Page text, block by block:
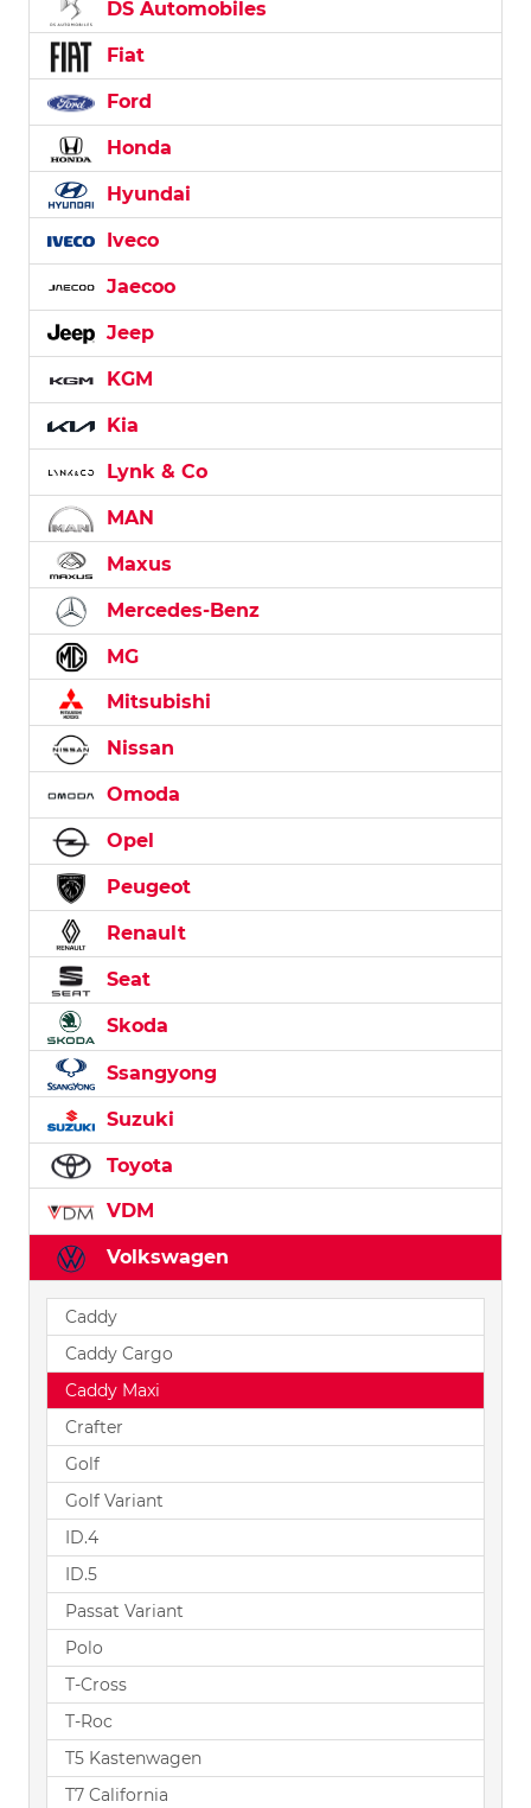
DS Automobiles
Fiat
Ford
Honda
Hyundai
Iveco
Jaecoo
Jeep
KGM
Kia
Lynk & Co
MAN
Maxus
Mercedes-Benz
MG
Mitsubishi
Nissan
Omoda
Opel
Peugeot
Renault
Seat
Skoda
Ssangyong
Suzuki
Toyota
VDM
Volkswagen
Caddy
Caddy Cargo
Caddy Maxi
Crafter
Golf
Golf Variant
ID.4
ID.5
Passat Variant
Polo
T-Cross
T-Roc
T5 Kastenwagen
T7 California